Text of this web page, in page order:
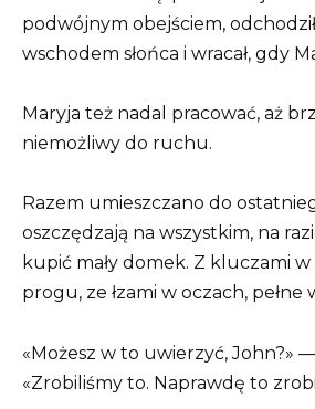
podwójnym obejściem,
wschodem słońca i wracał, gdy
Maryja też nadal pracować, aż
niemożliwy do ruchu.
Razem umieszczano do
oszczędzają na wszystkim, na
kupić mały domek. Z kluczami w
progu, ze łzami w oczach, pełne
«Możesz w to uwierzyć, John?»
«Zrobiliśmy to. Naprawdę to